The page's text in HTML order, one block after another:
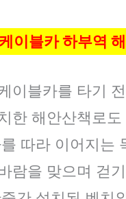
이블카 하부역
이블카를 타기
한 해안산책로도
따라 이어지는
람을 맞으며 걷